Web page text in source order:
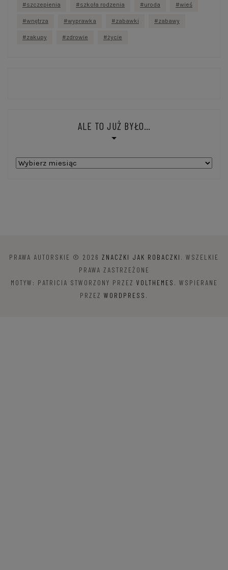
szczepienia szkoła rodzenia uroda wieś
wnętrza wyprawka zabawki zabawy
zakupy zdrowie życie
ALE TO JUŻ BYŁO…
Ale
PRAWA AUTORSKIE © 2026 ZNACZKI JAK ROBACZKI . WSZELKIE
PRAWA ZASTRZEŻONE
MOTYW: PATRICIA STWORZONY PRZEZ VOLTHEMES . WSPIERANE
PRZEZ WORDPRESS .